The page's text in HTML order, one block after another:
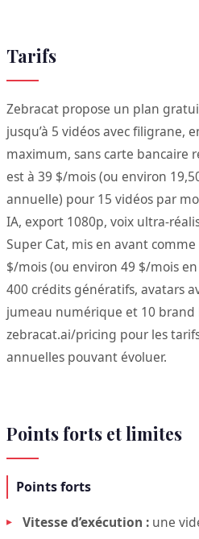
Tarifs
Zebracat propose un plan
jusqu’à 5 vidéos avec filigrane,
maximum, sans carte bancaire
est à 39 $/mois (ou environ
annuelle) pour 15 vidéos par
IA, export 1080p, voix ultra-
Super Cat, mis en avant
$/mois (ou environ 49 $/mois
400 crédits génératifs, avatars
jumeau numérique et 10 brand
zebracat.ai/pricing pour les
annuelles pouvant évoluer.
Points forts et limites
Points forts
Vitesse d’exécution : une